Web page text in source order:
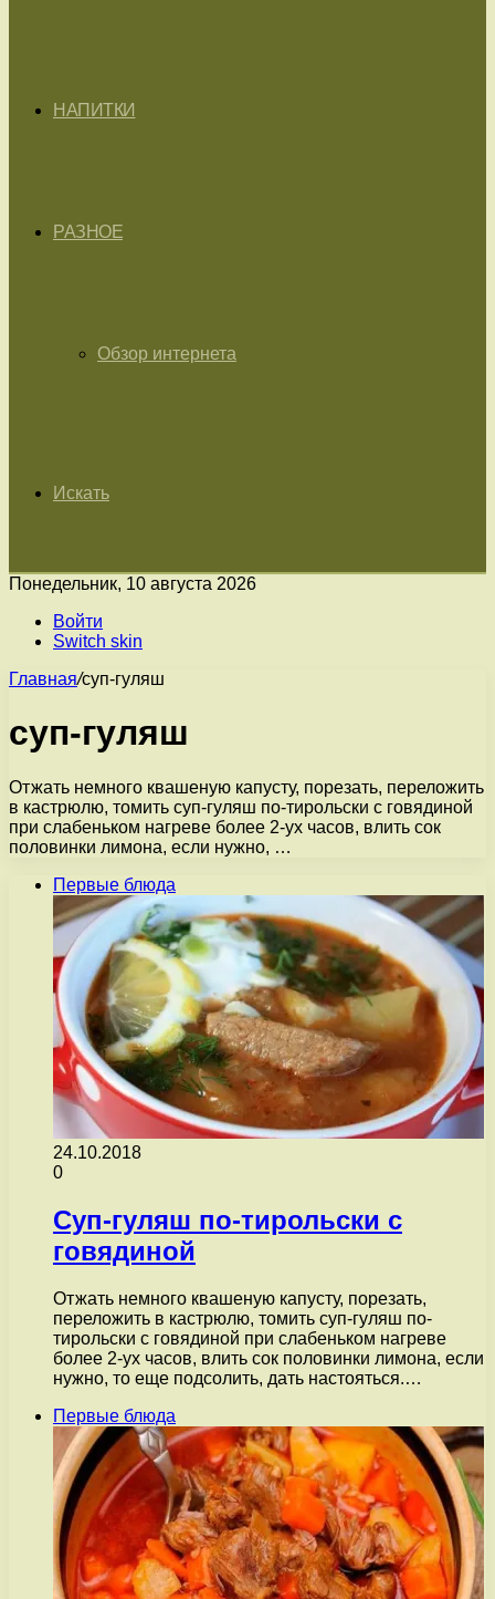
НАПИТКИ
РАЗНОЕ
Обзор интернета
Искать
Понедельник, 10 августа 2026
Войти
Switch skin
Главная/суп-гуляш
суп-гуляш
Отжать немного квашеную капусту, порезать, переложить
в кастрюлю, томить суп-гуляш по-тирольски с говядиной
при слабеньком нагреве более 2-ух часов, влить сок
половинки лимона, если нужно, …
Первые блюда
24.10.2018
0
Суп-гуляш по-тирольски с
говядиной
Отжать немного квашеную капусту, порезать,
переложить в кастрюлю, томить суп-гуляш по-
тирольски с говядиной при слабеньком нагреве
более 2-ух часов, влить сок половинки лимона, если
нужно, то еще подсолить, дать настояться.…
Первые блюда